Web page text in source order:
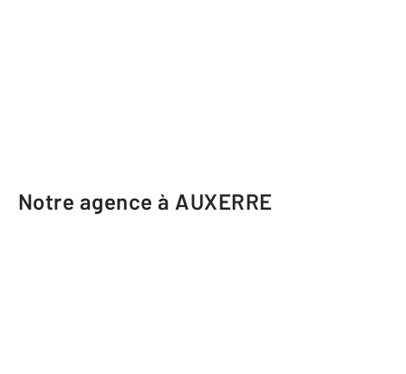
Notre agence à AUXERRE